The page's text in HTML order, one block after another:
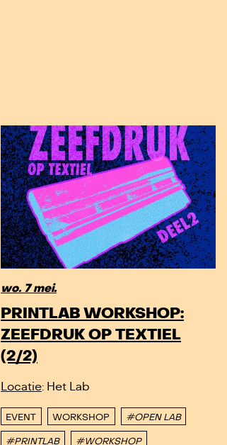
wo. 7 mei.
PRINTLAB WORKSHOP:
ZEEFDRUK OP TEXTIEL
(2/2)
Locatie: Het Lab
EVENT WORKSHOP #OPEN LAB
#PRINTLAB #WORKSHOP